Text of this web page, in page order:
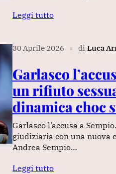
Leggi tutto
30 Aprile 2026 ∎ di Luca
Garlasco
un rifiuto
dinamica choc
Garlasco l’accusa a
giudiziaria con una nuova
Andrea Sempio…
Leggi tutto